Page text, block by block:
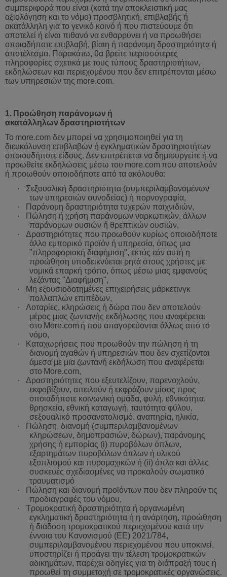
συμπεριφορά που είναι (κατά την αποκλειστική μας
αξιολόγηση και το νόμο) προσβλητική, επιβλαβής ή
ακατάλληλη για το γενικό κοινό ή που πιστεύουμε ότι
αποτελεί ή είναι πιθανό να ενθαρρύνει ή να προωθήσει
οποιαδήποτε επιβλαβή, βίαιη ή παράνομη δραστηριότητα ή
αποτέλεσμα. Παρακάτω, θα βρείτε περισσότερες
πληροφορίες σχετικά με τους τύπους δραστηριοτήτων,
εκδηλώσεων και περιεχομένου που δεν επιτρέπονται μέσω
των υπηρεσιών της more.com.
1. Προώθηση παράνομων ή
ακατάλληλων δραστηριοτήτων
Το more.com δεν μπορεί να χρησιμοποιηθεί για τη
διευκόλυνση επιβλαβών ή εγκληματικών δραστηριοτήτων
οποιουδήποτε είδους. Δεν επιτρέπεται να δημιουργείτε ή να
προωθείτε εκδηλώσεις μέσω του more.comπου αποτελούν
ή προωθούν οποιοδήποτε από τα ακόλουθα:
·
Σεξουαλική δραστηριότητα (συμπεριλαμβανομένων
των υπηρεσιών συνοδείας) ή πορνογραφία,
·
Παράνομη δραστηριότητα τυχερών παιχνιδιών,
·
Πώληση ή χρήση παράνομων ναρκωτικών, άλλων
παράνομων ουσιών ή θρεπτικών ουσιών,
·
Δραστηριότητες που προωθούν κυρίως οποιοδήποτε
άλλο εμπορικό προϊόν ή υπηρεσία, όπως μια
"πληροφοριακή διαφήμιση", εκτός εάν αυτή η
προώθηση υποδεικνύεται ρητά στους χρήστες με
νομικά επαρκή τρόπο, όπως μέσω μιας εμφανούς
λεζάντας "Διαφήμιση",
·
Μη εξουσιοδοτημένες επιχειρήσεις μάρκετινγκ
πολλαπλών επιπέδων,
·
Λοταρίες, κληρώσεις ή δώρα που δεν αποτελούν
μέρος μιας ζωντανής εκδήλωσης που αναφέρεται
στο More.com ή που απαγορεύονται άλλως από το
νόμο,
·
Καταχωρήσεις που προωθούν την πώληση ή τη
διανομή αγαθών ή υπηρεσιών που δεν σχετίζονται
άμεσα με μια ζωντανή εκδήλωση που αναφέρεται
στο More.com,
·
Δραστηριότητες που εξευτελίζουν, παρενοχλούν,
εκφοβίζουν, απειλούν ή εκφράζουν μίσος προς
οποιαδήποτε κοινωνική ομάδα, φυλή, εθνικότητα,
θρησκεία, εθνική καταγωγή, ταυτότητα φύλου,
σεξουαλικό προσανατολισμό, αναπηρία, ηλικία,
·
Πώληση, διανομή (συμπεριλαμβανομένων
κληρώσεων, δημοπρασιών, δώρων), παράνομης
χρήσης ή εμπορίας (i) πυροβόλων όπλων,
εξαρτημάτων πυροβόλων όπλων ή υλικού
εξοπλισμού και πυρομαχικών ή (ii) όπλα και άλλες
συσκευές σχεδιασμένες να προκαλούν σωματικό
τραυματισμό
·
Πώληση και διανομή προϊόντων που δεν πληρούν τις
προδιαγραφές του νόμου,
·
Τρομοκρατική δραστηριότητα ή οργανωμένη
εγκληματική δραστηριότητα ή η ανάρτηση, προώθηση
ή διάδοση τρομοκρατικού περιεχομένου κατά την
έννοια του Κανονισμού (ΕΕ) 2021/784,
συμπεριλαμβανομένου περιεχομένου που υποκινεί,
υποστηρίζει ή προάγει την τέλεση τρομοκρατικών
αδικημάτων, παρέχει οδηγίες για τη διάπραξή τους ή
προωθεί τη συμμετοχή σε τρομοκρατικές οργανώσεις.